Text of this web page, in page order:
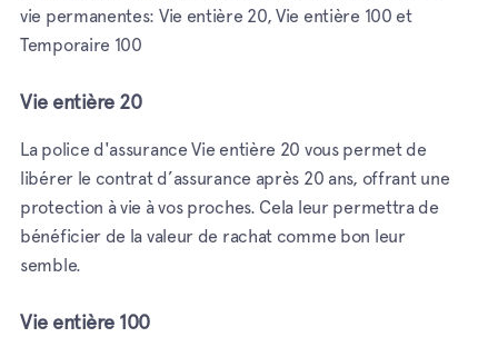
vie permanentes: Vie entière 20, Vie entière 100 et
Temporaire 100
Vie entière 20
La police d'assurance Vie entière 20 vous permet de
libérer le contrat d’assurance après 20 ans, offrant une
protection à vie à vos proches. Cela leur permettra de
bénéficier de la valeur de rachat comme bon leur
semble.
Vie entière 100